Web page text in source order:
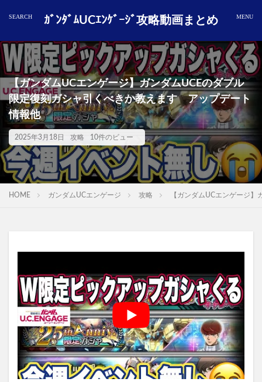
ｶﾞﾝﾀﾞﾑUCｴﾝｹﾞｰｼﾞ攻略動画まとめ
【ガンダムUCエンゲージ】ガンダムUCEのダブル
限定復刻ガシャ引くべきか教えます アップデート
情報他
2025年3月18日 攻略 10件のビュー
HOME ガンダムUCエンゲージ 攻略 【ガンダムUCエンゲージ